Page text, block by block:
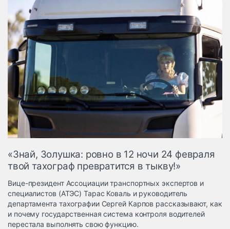
логистика
логистике
Логистика, грузы
Негабаритные и
опасные грузы
страхование
Таможня и ВЭД
грузовые
терминалы
Коммерческий
транспорт
«Знай, Золушка: ровно в 12 ночи 24 февраля
твой тахограф превратится в тыкву!»
Вице-президент Ассоциации транспортных экспертов и
специалистов (АТЭС) Тарас Коваль и руководитель
департамента тахографии Сергей Карпов рассказывают, как
и почему государственная система контроля водителей
перестала выполнять свою функцию.